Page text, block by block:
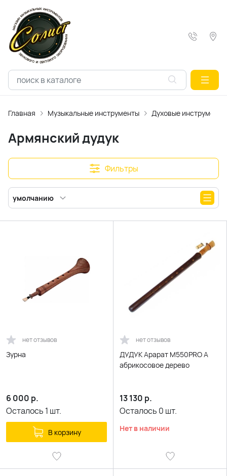
Главная Музыкальные инструменты Духовые инструменты
Армянский дудук
Фильтры
умолчанию
нет отзывов
Зурна
6 000 р.
Осталось 1 шт.
В корзину
нет отзывов
ДУДУК Арарат M550PRO A
абрикосовое дерево
13 130 р.
Осталось 0 шт.
Нет в наличии